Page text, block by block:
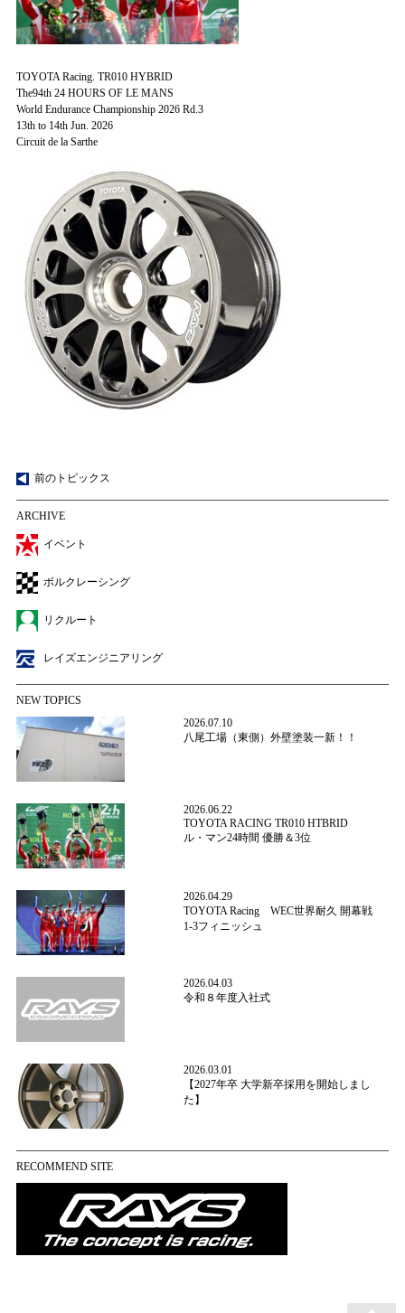
TOYOTA Racing. TR010 HYBRID
The94th 24 HOURS OF LE MANS
World Endurance Championship 2026 Rd.3
13th to 14th Jun. 2026
Circuit de la Sarthe
前のトピックス
ARCHIVE
イベント
ボルクレーシング
リクルート
レイズエンジニアリング
NEW TOPICS
2026.07.10
八尾工場（東側）外壁塗装一新！！
2026.06.22
TOYOTA RACING TR010 HTBRID
ル・マン24時間 優勝＆3位
2026.04.29
TOYOTA Racing WEC世界耐久 開幕戦
1-3フィニッシュ
2026.04.03
令和８年度入社式
2026.03.01
【2027年卒 大学新卒採用を開始しまし
た】
RECOMMEND SITE